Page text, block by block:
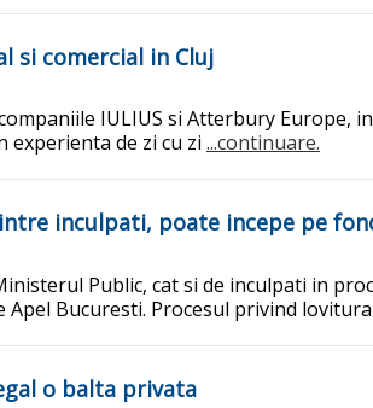
si comercial in Cluj
IULIUS si Atterbury Europe,
experienta de zi cu zi ...continuare.
inculpati, poate incepe pe
Public, cat si de inculpati in
Bucuresti. Procesul privind
o balta privata